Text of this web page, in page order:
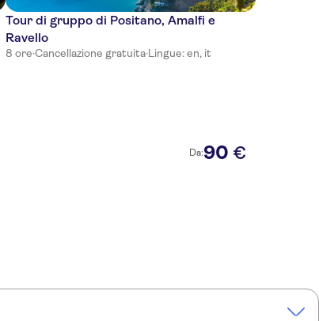
Tour di gruppo di Positano, Amalfi e
Ravello
8 ore·Cancellazione gratuita·Lingue: en, it
Da:90 €